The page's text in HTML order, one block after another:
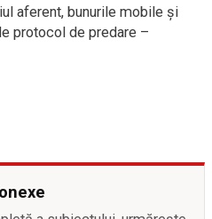
aferent, bunurile mobile şi
protocol de predare –